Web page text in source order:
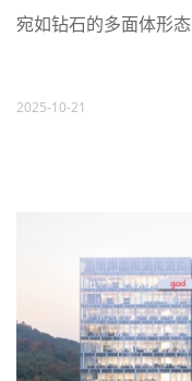
宛如钻石的多面体形态
2025-10-21